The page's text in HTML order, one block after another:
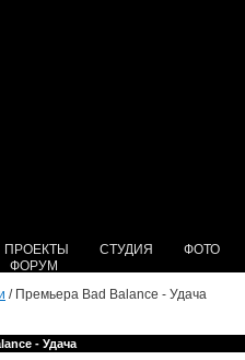
ПРОЕКТЫ СТУДИЯ ФОТО
ФОРУМ
/ Премьера Bad Balance - Удача
- Удача